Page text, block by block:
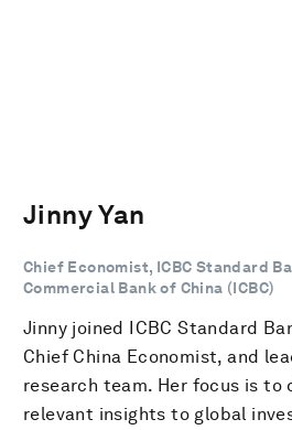
Jinny Yan
Chief Economist, ICBC Standard
Commercial Bank of China (ICBC)
Jinny joined ICBC Standard
Chief China Economist, and
research team. Her focus is to
relevant insights to global